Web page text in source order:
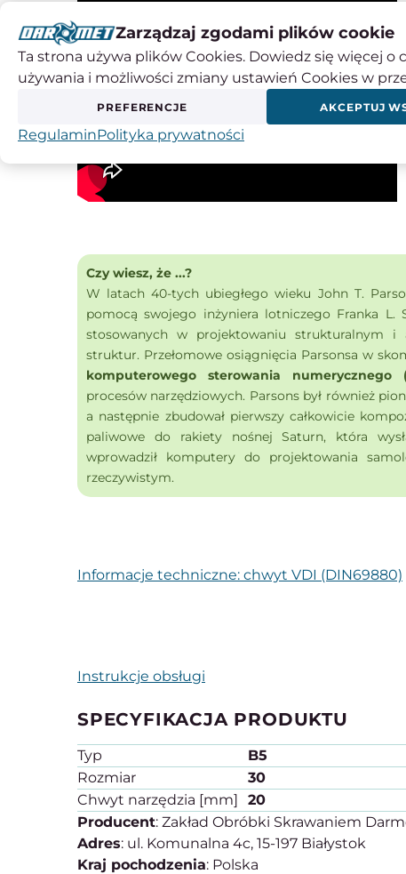
Czy wiesz, że ...?
W latach 40-tych ubiegłego wieku John T.
pomocą swojego inżyniera lotniczego Franka L.
stosowanych w projektowaniu strukturalnym i
struktur. Przełomowe osiągnięcia Parsonsa w
komputerowego sterowania numerycznego
procesów narzędziowych. Parsons był również
a następnie zbudował pierwszy całkowicie
paliwowe do rakiety nośnej Saturn, która
wprowadził komputery do projektowania
rzeczywistym.
Informacje techniczne: chwyt VDI (DIN69880)
Instrukcje obsługi
SPECYFIKACJA PRODUKTU
Typ
B5
Rozmiar
30
Chwyt narzędzia [mm]
20
Producent: Zakład Obróbki Skrawaniem
Adres: ul. Komunalna 4c, 15-197 Białystok
Kraj pochodzenia: Polska
Zarządzaj zgodami plików cookie
Ta strona używa plików Cookies. Dowiedz się więcej o
używania i możliwości zmiany ustawień Cookies w
PREFERENCJE AKCEPTUJ
RegulaminPolityka prywatności